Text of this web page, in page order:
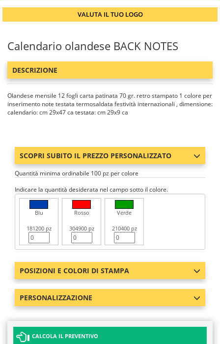
VALUTA IL TUO LOGO
Calendario olandese BACK NOTES
DESCRIZIONE
Olandese mensile 12 fogli carta patinata 70 gr. retro stampato 1 colore per
inserimento note testata termosaldata festività internazionali , dimensione:
calendario: cm 29x47 ca testata: cm 29x9 ca
SCOPRI SUBITO IL PREZZO PERSONALIZZATO
Quantità minima ordinabile 100 pz per colore
Indicare la quantità desiderata nel campo sotto il colore.
Blu
181200 pz
Rosso
304900 pz
Verde
210400 pz
POSIZIONI E COLORI DI STAMPA
PERSONALIZZAZIONE
CALCOLA IL PREVENTIVO